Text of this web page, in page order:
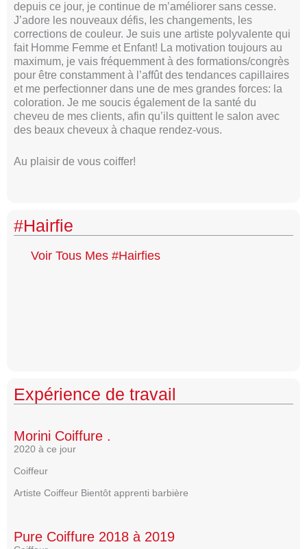
depuis ce jour, je continue de m’améliorer sans cesse.
J’adore les nouveaux défis, les changements, les
corrections de couleur. Je suis une artiste polyvalente qui
fait Homme Femme et Enfant! La motivation toujours au
maximum, je vais fréquemment à des formations/congrès
pour être constamment à l’affût des tendances capillaires
et me perfectionner dans une de mes grandes forces: la
coloration. Je me soucis également de la santé du
cheveu de mes clients, afin qu’ils quittent le salon avec
des beaux cheveux à chaque rendez-vous.
Au plaisir de vous coiffer!
#Hairfie
Voir Tous Mes #hairfies
Expérience de travail
Morini Coiffure .
2020 à ce jour
Coiffeur
Artiste Coiffeur Bientôt apprenti barbière
Pure Coiffure 2018 à 2019